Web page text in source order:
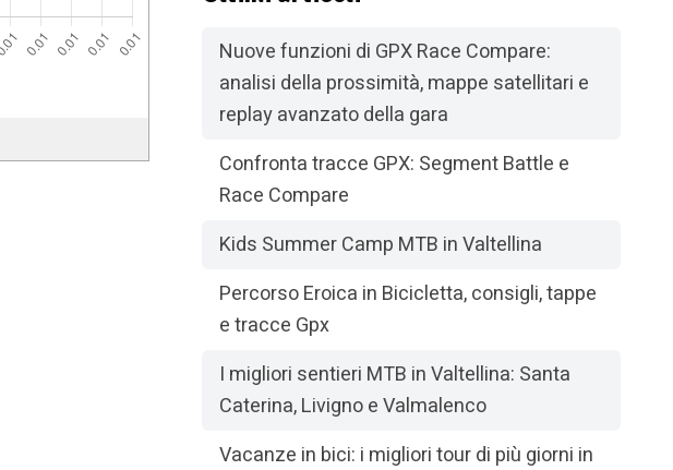
Nuove funzioni di GPX Race Compare:
analisi della prossimità, mappe satellitari e
replay avanzato della gara
Confronta tracce GPX: Segment Battle e
Race Compare
Kids Summer Camp MTB in Valtellina
Percorso Eroica in Bicicletta, consigli, tappe
e tracce Gpx
I migliori sentieri MTB in Valtellina: Santa
Caterina, Livigno e Valmalenco
Vacanze in bici: i migliori tour di più giorni in